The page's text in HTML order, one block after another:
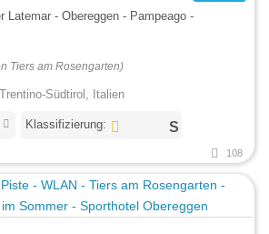
Latemar - Obereggen - Pampeago -
Tiers am Rosengarten)
Südtirol, Italien
Klassifizierung:
108